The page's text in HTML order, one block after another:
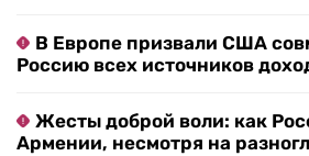
В Европе призвали США
Россию всех источников
Жесты доброй воли: как
Армении, несмотря на